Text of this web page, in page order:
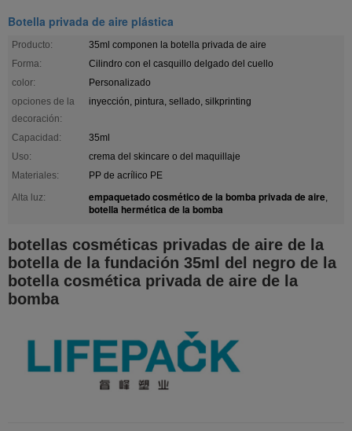
Botella privada de aire plástica
Producto:
35ml componen la botella privada de aire
Forma:
Cilindro con el casquillo delgado del cuello
color:
Personalizado
opciones de la
decoración:
inyección, pintura, sellado, silkprinting
Capacidad:
35ml
Uso:
crema del skincare o del maquillaje
Materiales:
PP de acrílico PE
Alta luz:
empaquetado cosmético de la bomba privada de aire,
botella hermética de la bomba
botellas cosméticas privadas de aire de la
botella de la fundación 35ml del negro de la
botella cosmética privada de aire de la
bomba